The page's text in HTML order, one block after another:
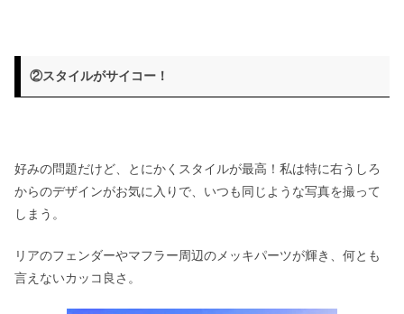
②スタイルがサイコー！
好みの問題だけど、とにかくスタイルが最高！私は特に右うしろ
からのデザインがお気に入りで、いつも同じような写真を撮って
しまう。
リアのフェンダーやマフラー周辺のメッキパーツが輝き、何とも
言えないカッコ良さ。